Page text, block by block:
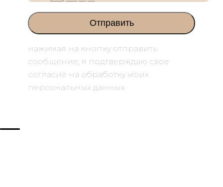
нажимая на кнопку отправить
сообщение, я подтверждаю свое
согласие на обработку моих
персональных данных